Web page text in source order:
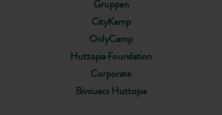
Gruppen
CityKamp
OnlyCamp
Huttopia Foundation
Corporate
Bivouacs Huttopia